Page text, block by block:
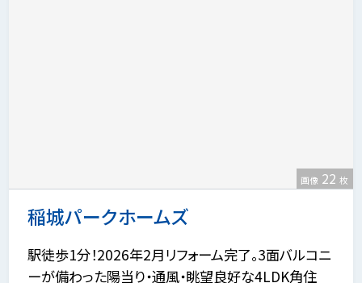
稲城パークホームズ
画像 22 枚
駅徒歩1分！2026年2月リフォーム完了。3面バルコニ
ーが備わった陽当り・通風・眺望良好な4LDK角住